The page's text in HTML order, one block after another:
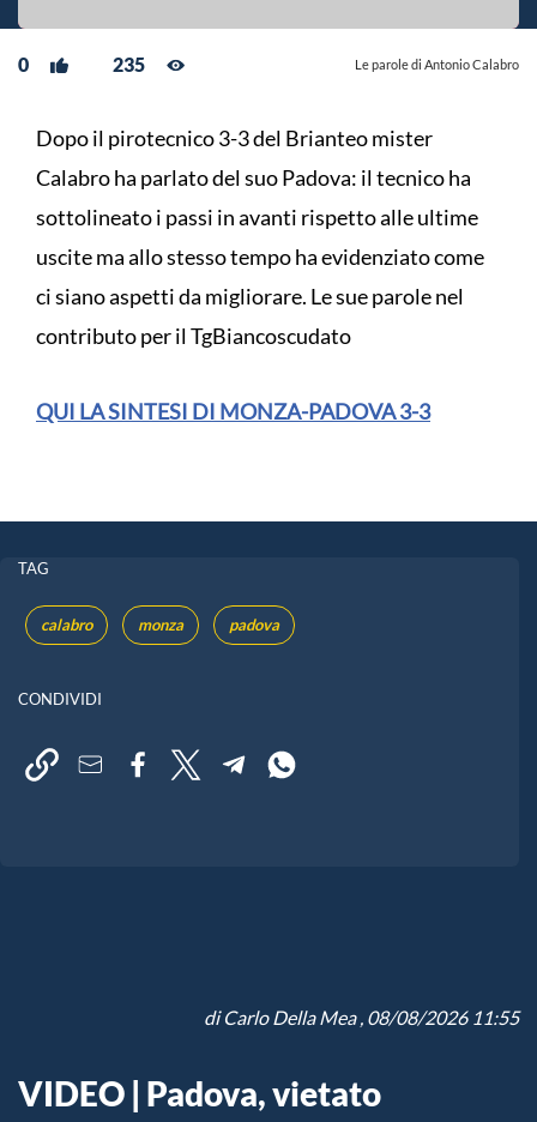
0 235 Le parole di Antonio Calabro
Dopo il pirotecnico 3-3 del Brianteo mister
Calabro ha parlato del suo Padova: il tecnico ha
sottolineato i passi in avanti rispetto alle ultime
uscite ma allo stesso tempo ha evidenziato come
ci siano aspetti da migliorare. Le sue parole nel
contributo per il TgBiancoscudato
QUI LA SINTESI DI MONZA-PADOVA 3-3
TAG
calabro monza padova
CONDIVIDI
diCarlo Della Mea, 08/08/2026 11:55
VIDEO | Padova, vietato